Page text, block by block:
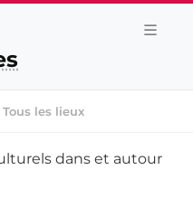
Tous les lieux
dans et autour